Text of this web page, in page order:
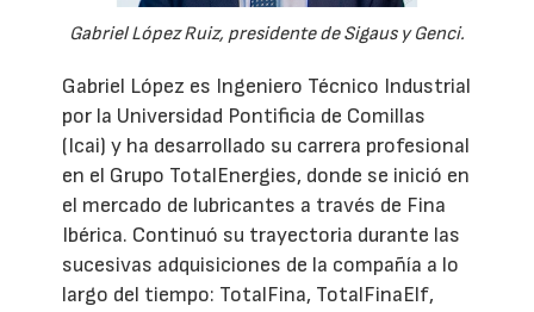
Gabriel López Ruiz, presidente de Sigaus y Genci.
Gabriel López es Ingeniero Técnico Industrial
por la Universidad Pontificia de Comillas
(Icai) y ha desarrollado su carrera profesional
en el Grupo TotalEnergies, donde se inició en
el mercado de lubricantes a través de Fina
Ibérica. Continuó su trayectoria durante las
sucesivas adquisiciones de la compañía a lo
largo del tiempo: TotalFina, TotalFinaElf,